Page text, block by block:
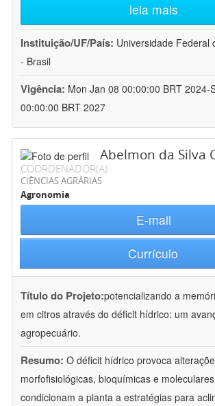
leia mais
Instituição/UF/País: Universidade Federal
- Brasil
Vigência: Mon Jan 08 00:00:00 BRT 2024-
00:00:00 BRT 2027
Abelmon da Silva
COORDENADOR(A)
CIÊNCIAS AGRÁRIAS
Agronomia
E-mail
Currículo
Título do Projeto:potencializando a
em citros através do déficit hídrico: um
agropecuário.
Resumo: O déficit hídrico provoca
morfofisiológicas, bioquímicas e
condicionam a planta a estratégias para